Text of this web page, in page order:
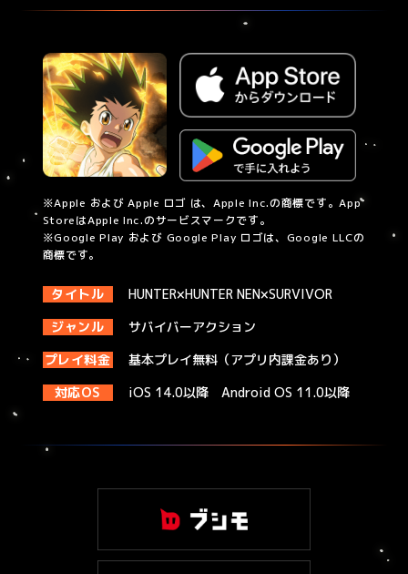
※Apple および Apple ロゴ は、Apple Inc.の商標です。App
StoreはApple Inc.のサービスマークです。
※Google Play および Google Play ロゴは、Google LLCの
商標です。
タイトル
HUNTER×HUNTER NEN×SURVIVOR
ジャンル
サバイバーアクション
プレイ料金
基本プレイ無料（アプリ内課金あり）
対応OS
iOS 14.0以降 Android OS 11.0以降